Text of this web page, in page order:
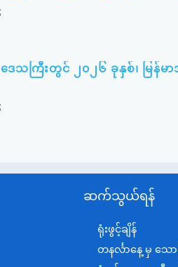
ေသကြီးတွင် ၂၀၂၆ ခုနှစ်၊ မြန်မ
ဆက်သွယ်ရန်
ရုံးဖွင့်ချိန်
တနင်္လာနေ့ မှ သေ